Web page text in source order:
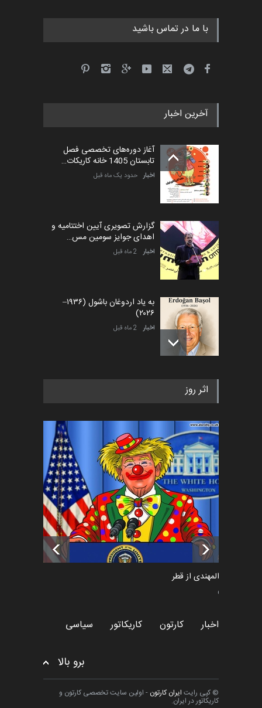
با ما در تماس باشید
آخرین اخبار
آغاز دوره‌های تخصصی فصل
تابستان 1405 خانه کاریکات…
اخبار حدود یک ماه قبل
گزارش تصویری آیین اختتامیه و
اهدای جوایز سومین مس…
اخبار 2 ماه قبل
به یاد اردوغان باشول (۱۹۳۶–
۲۰۲۶)
اخبار 2 ماه قبل
رویداد کارگاهی کارتون و پوستر
اخبار 5 ماه قبل
فراخوان رویداد کارگاهی کارتون و
پوستر "ایران سربل…
اخبار 6 ماه قبل
تسلیت به همکار | سهراب خیری
اخبار 6 ماه قبل
اثر روز
سعد المهندی از قطر
سیاسی
اخبار کارتون کاریکاتور سیاسی
برو بالا
© کپی رایت ایران کارتون - اولین سایت تخصصی کارتون و
کاریکاتور در ایران.